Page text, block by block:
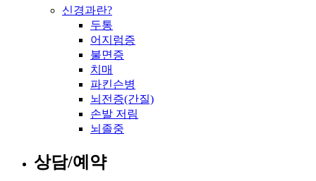
신경과란?
두통
어지럼증
불면증
치매
파킨슨병
뇌전증(간질)
손발 저림
뇌졸중
상담/예약